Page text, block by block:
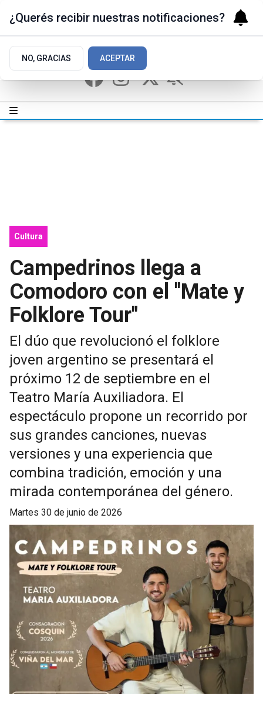
Cultura
Campedrinos llega a
Comodoro con el "Mate y
Folklore Tour"
El dúo que revolucionó el folklore
joven argentino se presentará el
próximo 12 de septiembre en el
Teatro María Auxiliadora. El
espectáculo propone un recorrido por
sus grandes canciones, nuevas
versiones y una experiencia que
combina tradición, emoción y una
mirada contemporánea del género.
martes 30 de junio de 2026
¿Querés recibir nuestras notificaciones?
NO, GRACIAS ACEPTAR